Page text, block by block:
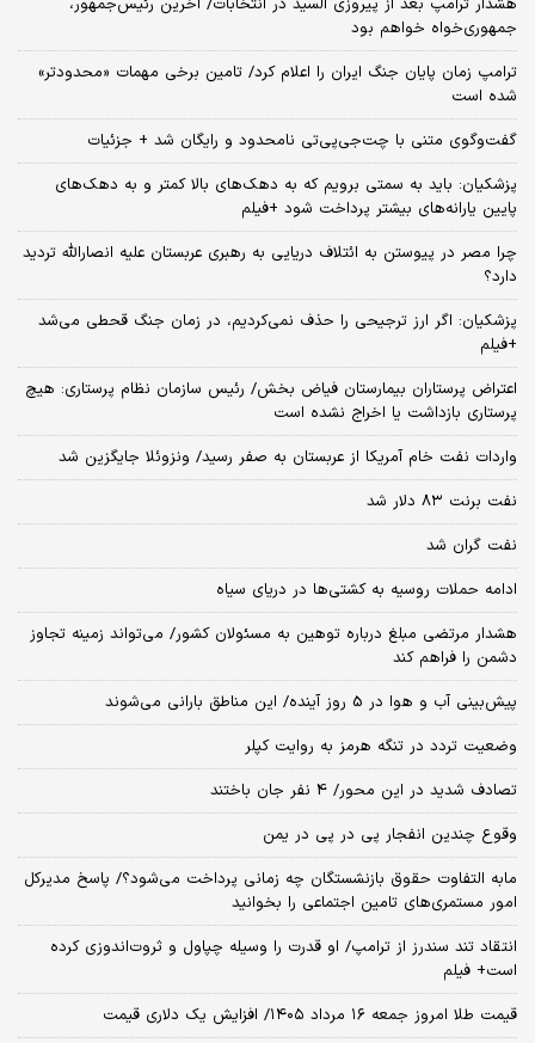
هشدار ترامپ بعد از پیروزی السید در انتخابات/ آخرین رئیس‌جمهور،
جمهوری‌خواه خواهم بود
ترامپ زمان پایان جنگ ایران را اعلام کرد/ تامین برخی مهمات «محدودتر»
شده است
گفت‌وگوی متنی با چت‌جی‌پی‌تی نامحدود و رایگان شد + جزئیات
پزشکیان: باید به سمتی برویم که به دهک‌های بالا کمتر و به دهک‌های
پایین یارانه‌های بیشتر پرداخت شود +فیلم
چرا مصر در پیوستن به ائتلاف دریایی به رهبری عربستان علیه انصارالله تردید
دارد؟
پزشکیان: اگر ارز ترجیحی را حذف نمی‌کردیم، در زمان جنگ قحطی می‌شد
+فیلم
اعتراض پرستاران بیمارستان فیاض بخش/ رئیس سازمان نظام پرستاری: هیچ
پرستاری بازداشت یا اخراج نشده است
واردات نفت خام آمریکا از عربستان به صفر رسید/ ونزوئلا جایگزین شد
نفت برنت ۸۳ دلار شد
نفت گران شد
ادامه حملات روسیه به کشتی‌ها در دریای سیاه
هشدار مرتضی مبلغ درباره توهین به مسئولان کشور/ می‌تواند زمینه تجاوز
دشمن را فراهم کند
پیش‌بینی آب و هوا در 5 روز آینده/ این مناطق بارانی می‌شوند
وضعیت تردد در تنگه هرمز به روایت کپلر
تصادف شدید در این محور/ 4 نفر جان باختند
وقوع چندین انفجار پی در پی در یمن
مابه التفاوت حقوق بازنشستگان چه زمانی پرداخت می‌شود؟/ پاسخ مدیرکل
امور مستمری‌های تامین اجتماعی را بخوانید
انتقاد تند سندرز از ترامپ/ او قدرت را وسیله چپاول و ثروت‌اندوزی کرده
است+ فیلم
قیمت طلا امروز جمعه ۱۶ مرداد ۱۴۰۵/ افزایش یک دلاری قیمت